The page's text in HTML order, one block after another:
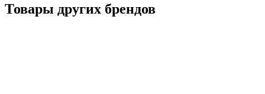
Товары других брендов